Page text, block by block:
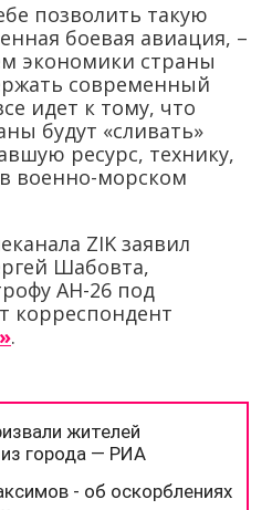
позволить такую
боевая авиация, –
экономики страны
современный
идет к тому, что
будут «сливать»
ресурс, технику,
военно-морском
ZIK заявил
Шабовта,
АН-26 под
корреспондент
.